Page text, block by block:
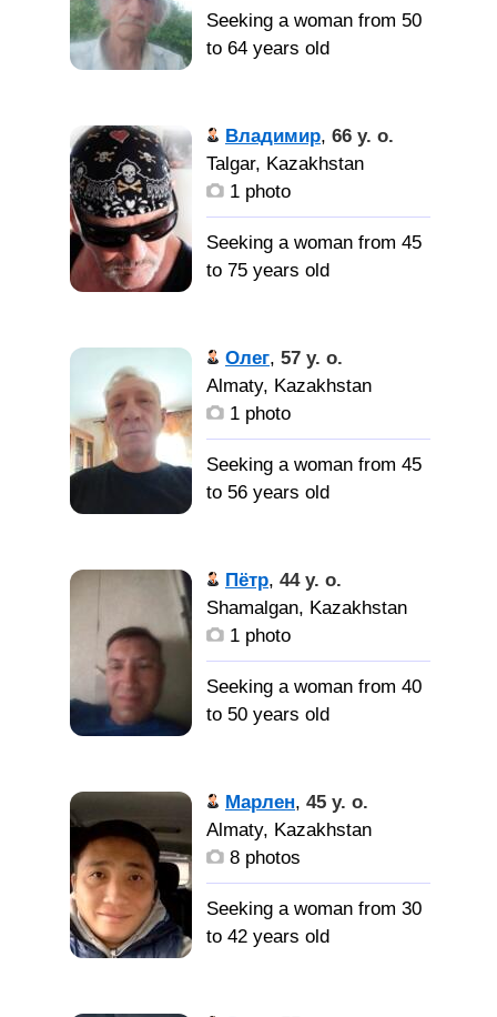
женщину, можно с
физическим
Жилищный вопрос
решаем.
Seeking a woman from 50
to 64 years old
что сказать со стороны
виднее, вроде не дурак,
хотя другие так не
точно.
Владимир, 66 y. o.
Talgar, Kazakhstan
1 photo
Seeking a woman from 45
to 75 years old
нежный, сексуальный,
спортивный,
оптимистичный,
Ищу
оптимистку, уважающую
мужчин, любящую
природу и животных,
следящую за собой, не
забывающую про
спортзал, ведущую
Олег, 57 y. o.
Almaty, Kazakhstan
1 photo
Seeking a woman from 45
to 56 years old
спокойный,
уравновешенный, с
юмором.
Хорошую
женщину для
Пётр, 44 y. o.
Shamalgan, Kazakhstan
1 photo
Seeking a woman from 40
to 50 years old
абсолютно
неконфликтный,
трудолюбивый,
любить и быть
любимым.
до 50 лет, адекватную,
Марлен, 45 y. o.
Almaty, Kazakhstan
8 photos
Seeking a woman from 30
to 42 years old